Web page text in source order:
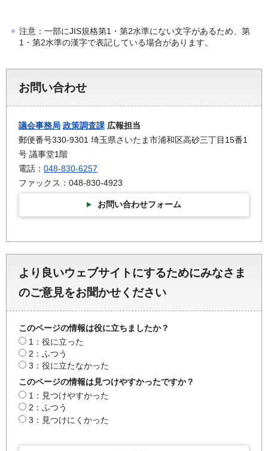
注意：一部にJIS規格第1・第2水準にない文字があるため、第
1・第2水準の漢字で表記している場合があります。
お問い合わせ
議会事務局 政策調査課 広報担当
郵便番号330-9301 埼玉県さいたま市浦和区高砂三丁目15番1
号 議事堂1階
電話： 048-830-6257
ファックス：048-830-4923
お問い合わせフォーム
より良いウェブサイトにするためにみなさま
のご意見をお聞かせください
このページの情報は役に立ちましたか？
1：役に立った
2：ふつう
3：役に立たなかった
このページの情報は見つけやすかったですか？
1：見つけやすかった
2：ふつう
3：見つけにくかった